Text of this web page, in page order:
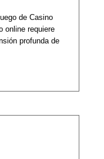
de Casino
online requiere
profunda de